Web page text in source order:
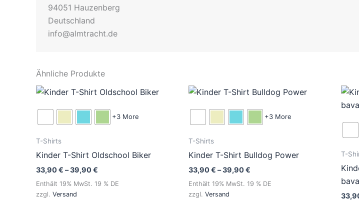
94051 Hauzenberg
Deutschland
info@almtracht.de
Ähnliche Produkte
+3 More
T-Shirts
Kinder T-Shirt Oldschool Biker
33,90€ –39,90€
Preisspanne:
33,90 €
bis
39,90 €
Enthält 19% MwSt. 19 % DE
zzgl. Versand
Dieses
weist
auf.
+3 More
T-Shirts
Kinder T-Shirt Bulldog Power
33,90€ –39,90€
Preisspanne:
33,90 €
bis
39,90 €
Enthält 19% MwSt. 19 % DE
zzgl. Versand
Dieses
weist
auf.
T-